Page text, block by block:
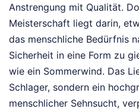
Anstrengung mit Qualität.
Meisterschaft liegt darin,
das menschliche Bedürfnis
Sicherheit in eine Form zu
wie ein Sommerwind. Das
Schlager, sondern ein
menschlicher Sehnsucht,